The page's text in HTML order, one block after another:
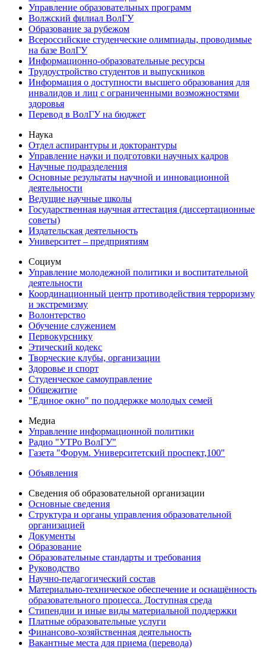
Управление образовательных программ
Волжский филиал ВолГУ
Образование за рубежом
Всероссийские студенческие олимпиады, проводимые
на базе ВолГУ
Информационно-образовательные ресурсы
Трудоустройство студентов и выпускников
Информация о доступности высшего образования для
инвалидов и лиц с ограниченными возможностями
здоровья
Перевод в ВолГУ на бюджет
Наука
Отдел аспирантуры и докторантуры
Управление науки и подготовки научных кадров
Научные подразделения
Основные результаты научной и инновационной
деятельности
Ведущие научные школы
Государственная научная аттестация (диссертационные
советы)
Издательская деятельность
Университет – предприятиям
Социум
Управление молодежной политики и воспитательной
деятельности
Координационный центр противодействия терроризму
и экстремизму
Волонтерство
Обучение служением
Первокурснику
Этический кодекс
Творческие клубы, организации
Здоровье и спорт
Студенческое самоуправление
Общежитие
"Единое окно" по поддержке молодых семей
Медиа
Управление информационной политики
Радио "УТРо ВолГУ"
Газета "Форум. Университетский проспект,100"
Объявления
Сведения об образовательной организации
Основные сведения
Структура и органы управления образовательной
организацией
Документы
Образование
Образовательные стандарты и требования
Руководство
Научно-педагогический состав
Материально-техническое обеспечение и оснащённость
образовательного процесса. Доступная среда
Стипендии и иные виды материальной поддержки
Платные образовательные услуги
Финансово-хозяйственная деятельность
Вакантные места для приема (перевода)